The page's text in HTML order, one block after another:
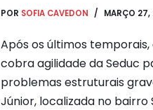
POR SOFIA CAVEDON MARÇO
Após os últimos
cobra agilidade da Seduc
problemas estruturais
Júnior, localizada no bairro